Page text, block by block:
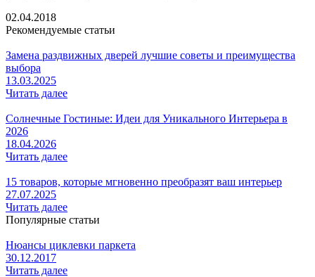
02.04.2018
Рекомендуемые статьи
Замена раздвижных дверей лучшие советы и преимущества
выбора
13.03.2025
Читать далее
Солнечные Гостиные: Идеи для Уникального Интерьера в
2026
18.04.2026
Читать далее
15 товаров, которые мгновенно преобразят ваш интерьер
27.07.2025
Читать далее
Популярные статьи
Нюансы циклевки паркета
30.12.2017
Читать далее